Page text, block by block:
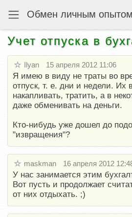
Обмен личным опытом
Учет отпуска в
Ilyan 15 апреля 2012 11:06
Я имею в виду не траты во
отпуск, т. е. дни и недели. Их
накапливать, тратить, а в
даже обменивать на деньги.
Кто-нибудь уже дошел до
"извращения"?
maskman 16 апреля 2012
У нас занимается этим
Вот пусть и продолжает
от них отдыхать. ;)